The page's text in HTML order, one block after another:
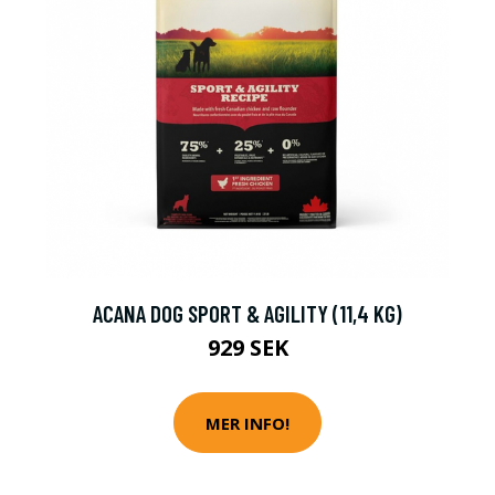
ACANA DOG SPORT & AGILITY (11,4 KG)
929 SEK
MER INFO!